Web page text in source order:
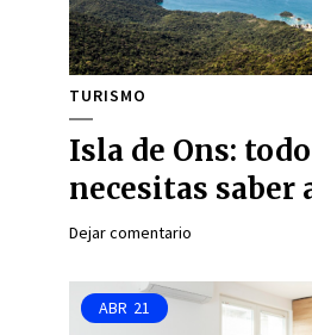
TURISMO
Isla de Ons:
necesitas saber
Dejar comentario
ABR 21